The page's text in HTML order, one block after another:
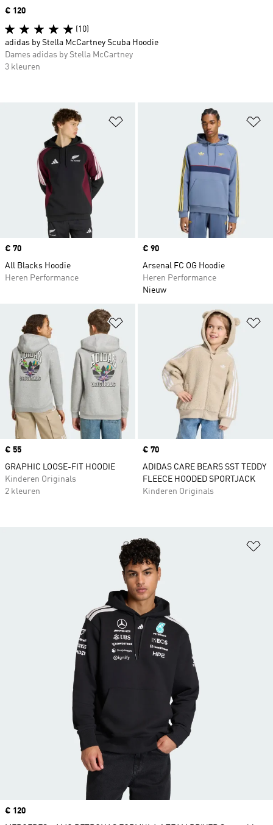
Op verlanglijst zetten
Price
€ 70
All Blacks Hoodie
Heren Performance
Price
€ 90
Arsenal FC OG Hoodie
Heren Performance
Nieuw
Op verlanglijst zetten
Price
€ 55
GRAPHIC LOOSE-FIT HOODIE
Kinderen Originals
2 kleuren
Price
€ 70
ADIDAS CARE BEARS SST TEDDY
FLEECE HOODED SPORTJACK
Kinderen Originals
Price
€ 120
(10)
adidas by Stella McCartney Scuba Hoodie
Dames adidas by Stella McCartney
3 kleuren
Price
€ 120